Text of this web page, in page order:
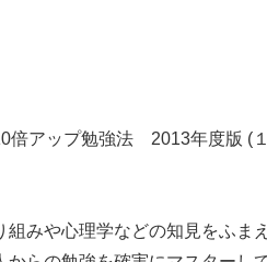
倍アップ勉強法 2013年度版 (
組みや心理学などの知見をふま